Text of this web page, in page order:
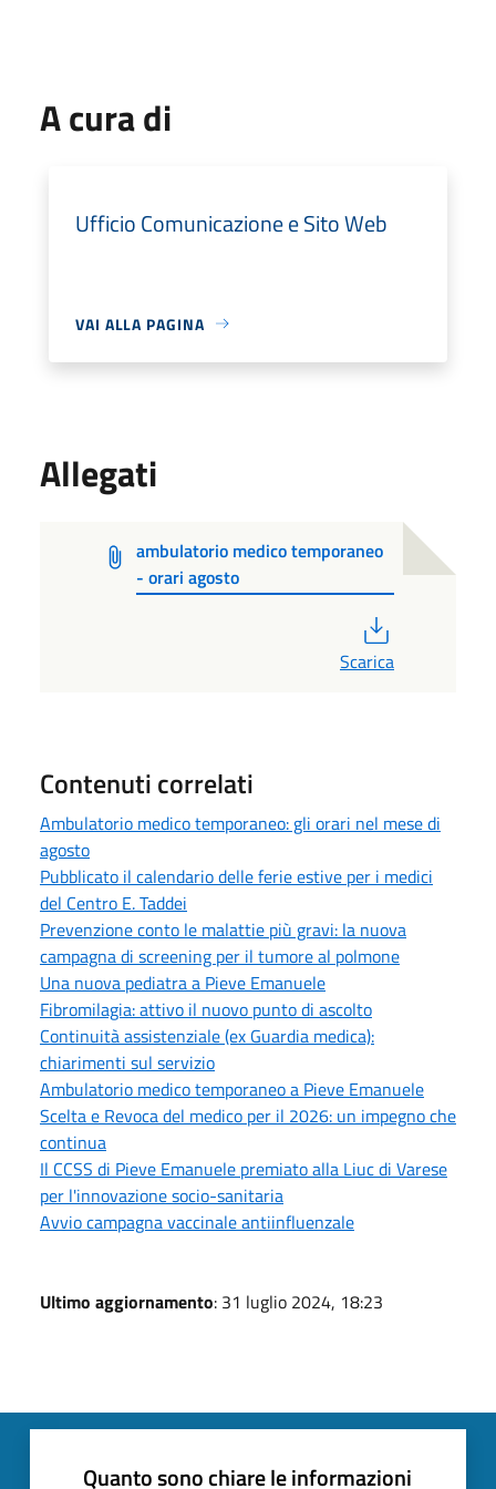
A cura di
Ufficio Comunicazione e Sito Web
VAI ALLA PAGINA
Allegati
ambulatorio medico temporaneo
- orari agosto
Scarica
Contenuti correlati
Ambulatorio medico temporaneo: gli orari nel mese di
agosto
Pubblicato il calendario delle ferie estive per i medici
del Centro E. Taddei
Prevenzione conto le malattie più gravi: la nuova
campagna di screening per il tumore al polmone
Una nuova pediatra a Pieve Emanuele
Fibromilagia: attivo il nuovo punto di ascolto
Continuità assistenziale (ex Guardia medica):
chiarimenti sul servizio
Ambulatorio medico temporaneo a Pieve Emanuele
Scelta e Revoca del medico per il 2026: un impegno che
continua
Il CCSS di Pieve Emanuele premiato alla Liuc di Varese
per l'innovazione socio-sanitaria
Avvio campagna vaccinale antiinfluenzale
Ultimo aggiornamento: 31 luglio 2024, 18:23
Quanto sono chiare le informazioni